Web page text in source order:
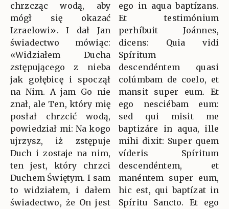
chrzcząc wodą, aby
mógł się okazać
Izraelowi». I dał Jan
świadectwo mówiąc:
«Widziałem Ducha
zstępującego z nieba
jak gołębicę i spoczął
na Nim. A jam Go nie
znał, ale Ten, który mię
posłał chrzcić wodą,
powiedział mi: Na kogo
ujrzysz, iż zstępuje
Duch i zostaje na nim,
ten jest, który chrzci
Duchem Świętym. I sam
to widziałem, i dałem
świadectwo, że On jest
ego in aqua baptízans.
Et testimónium
perhíbuit Joánnes,
dicens: Quia vidi
Spíritum
descendéntem quasi
colúmbam de coelo, et
mansit super eum. Et
ego nesciébam eum:
sed qui misit me
baptizáre in aqua, ille
mihi dixit: Super quem
víderis Spíritum
descendéntem, et
manéntem super eum,
hic est, qui baptízat in
Spíritu Sancto. Et ego